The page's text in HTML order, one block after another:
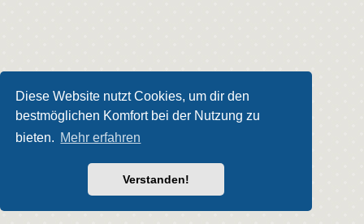
Diese Website nutzt Cookies, um dir den
bestmöglichen Komfort bei der Nutzung zu
bieten. Mehr erfahren
Verstanden!